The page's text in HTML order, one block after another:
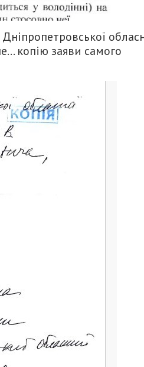
копію заяви самого